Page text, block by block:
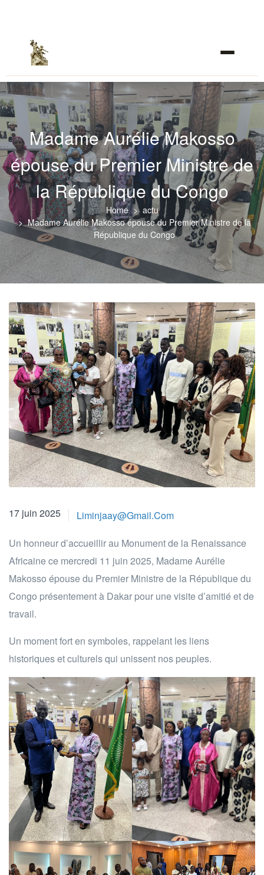
Madame Aurélie Makosso
épouse du Premier Ministre de
la République du Congo
Home
actu
Madame Aurélie Makosso épouse du Premier Ministre de la
République du Congo
17 juin 2025
17 juin 2025 Liminjaay@gmail.com
Un honneur d’accueillir au Monument de la Renaissance
Africaine ce mercredi 11 juin 2025, Madame Aurélie
Makosso épouse du Premier Ministre de la République du
Congo présentement à Dakar pour une visite d’amitié et de
travail.
Un moment fort en symboles, rappelant les liens
historiques et culturels qui unissent nos peuples.